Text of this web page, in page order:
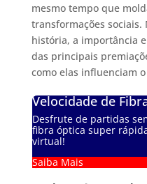
mesmo tempo que
transformações sociais.
história, a importância
das principais
como elas influenciam
Velocidade de
Desfrute de partidas
fibra óptica super
virtual!
Saiba Mais